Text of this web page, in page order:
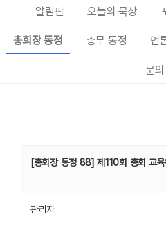
알림판 오늘의 묵상
총회장 동정 총무 동정 언
문의
[총회장 동정 88] 제110회 총회 교육
관리자